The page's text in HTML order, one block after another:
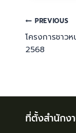
PREVIOUS
โครงการชาว
2568
ที่ตั้งสำนักง